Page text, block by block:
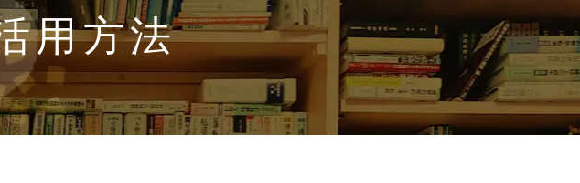
用方法